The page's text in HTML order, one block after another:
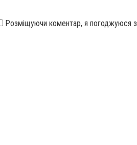
Розміщуючи коментар, я погоджуюся з